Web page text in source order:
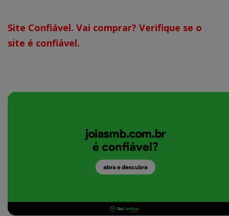
Site Confiável. Vai comprar? Verifique se o
site é confiável.